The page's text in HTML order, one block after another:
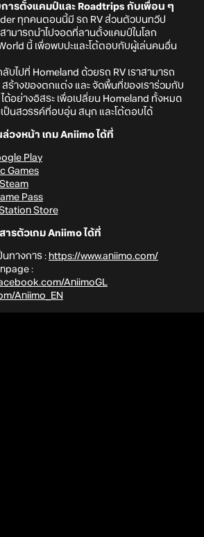
ารตั้งแคมป์และ Roadtrips กับเพื่อน ๆ
ทุกคนตอนนี้มี รถ RV ส่วนตัวบนทวีป
สามารถนำไปจอดที่ลานตั้งแคมป์ในโลก
นี้ เพื่อพบปะและโต้ตอบกับผู้เล่นคนอื่น
ลับไปที่ Homeland ด้วยรถ RV เราสามารถ
ร้างของตกแต่ง และ จัดพื้นที่ของเราร่วมกับ
ด้อย่างอิสระ เพื่อเปลี่ยน Homeland ทั้งหมด
เป็นสวรรค์ที่อบอุ่น สนุก และโต้ตอบได้
วงหน้า เกม Aniimo ได้ที่
รตัวเกม Aniimo ได้ที่
นทางการ : https://www.aniimo.com/
:
AniimoGL
Aniimo_EN